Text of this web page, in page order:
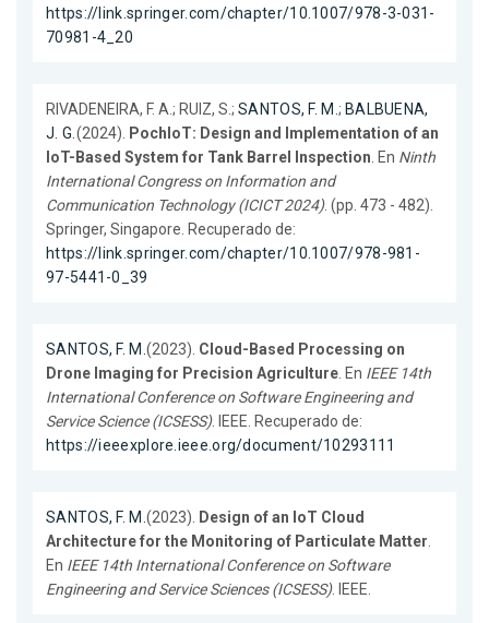
https://link.springer.com/chapter/10.1007/978-3-031-
70981-4_20
RIVADENEIRA, F. A.; RUIZ, S.; SANTOS, F. M.; BALBUENA,
J. G.(2024). PochIoT: Design and Implementation of an
IoT-Based System for Tank Barrel Inspection. En Ninth
International Congress on Information and
Communication Technology (ICICT 2024). (pp. 473 - 482).
Springer, Singapore. Recuperado de:
https://link.springer.com/chapter/10.1007/978-981-
97-5441-0_39
SANTOS, F. M.(2023). Cloud-Based Processing on
Drone Imaging for Precision Agriculture. En IEEE 14th
International Conference on Software Engineering and
Service Science (ICSESS). IEEE. Recuperado de:
https://ieeexplore.ieee.org/document/10293111
SANTOS, F. M.(2023). Design of an IoT Cloud
Architecture for the Monitoring of Particulate Matter.
En IEEE 14th International Conference on Software
Engineering and Service Sciences (ICSESS). IEEE.